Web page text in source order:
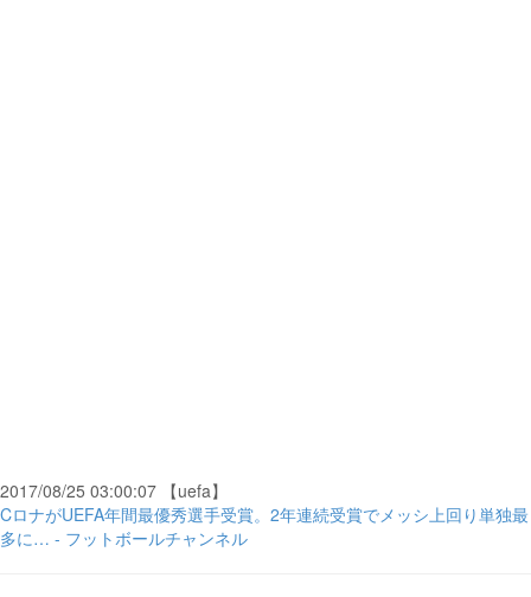
2017/08/25 03:00:07 【uefa】
CロナがUEFA年間最優秀選手受賞。2年連続受賞でメッシ上回り単独最
多に… - フットボールチャンネル